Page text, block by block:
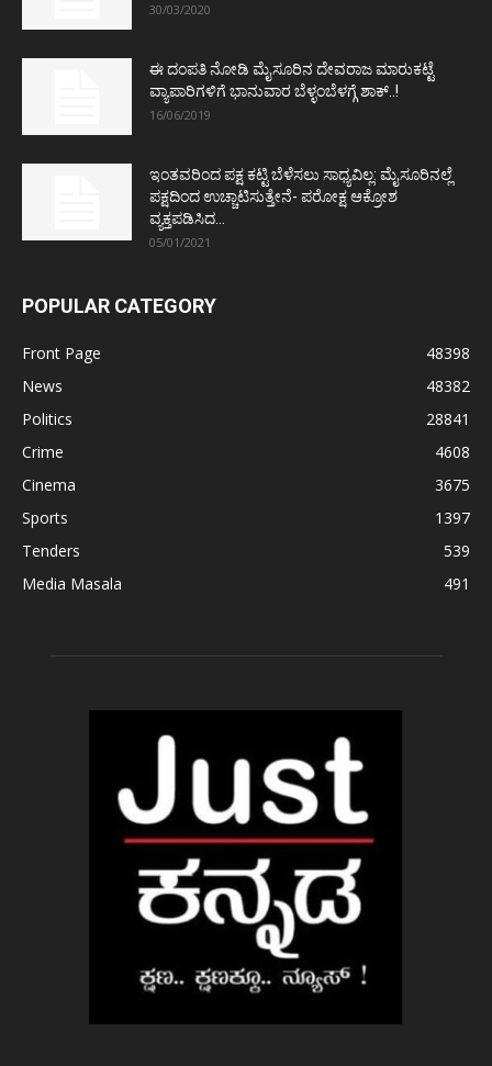
30/03/2020
ಈ ದಂಪತಿ ನೋಡಿ ಮೈಸೂರಿನ ದೇವರಾಜ ಮಾರುಕಟ್ಟೆ
ವ್ಯಾಪಾರಿಗಳಿಗೆ ಭಾನುವಾರ ಬೆಳ್ಳಂಬೆಳಗ್ಗೆ ಶಾಕ್..!
16/06/2019
ಇಂತವರಿಂದ ಪಕ್ಷ ಕಟ್ಟಿ ಬೆಳೆಸಲು ಸಾಧ್ಯವಿಲ್ಲ: ಮೈಸೂರಿನಲ್ಲೆ
ಪಕ್ಷದಿಂದ ಉಚ್ಚಾಟಿಸುತ್ತೇನೆ- ಪರೋಕ್ಷ ಆಕ್ರೋಶ
ವ್ಯಕ್ತಪಡಿಸಿದ...
05/01/2021
POPULAR CATEGORY
Front Page
48398
News
48382
Politics
28841
Crime
4608
Cinema
3675
Sports
1397
Tenders
539
Media Masala
491